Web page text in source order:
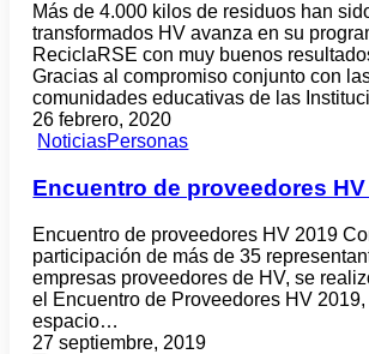
Más de 4.000 kilos de residuos han
transformados HV avanza en su
ReciclaRSE con muy buenos
Gracias al compromiso conjunto con
comunidades educativas de las
26 febrero, 2020
NoticiasPersonas
Encuentro de proveedores HV
Encuentro de proveedores HV 2019
participación de más de 35
empresas proveedores de HV, se
el Encuentro de Proveedores HV 2019,
espacio…
27 septiembre, 2019